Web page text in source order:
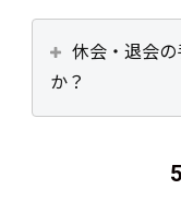
休会・退会
か？